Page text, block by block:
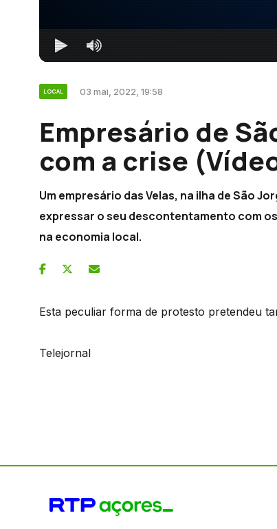
LOCAL 03 mai, 2022, 19:58
Empresário de
com a crise
Um empresário das Velas, na ilha de São
expressar o seu descontentamento com
na economia local.
Esta peculiar forma de protesto pretendeu
Telejornal